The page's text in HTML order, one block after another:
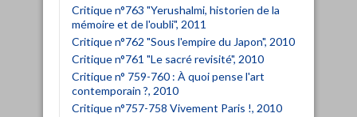
Critique n°763 "Yerushalmi, historien de la
mémoire et de l'oubli", 2011
Critique n°762 "Sous l'empire du Japon", 2010
Critique n°761 "Le sacré revisité", 2010
Critique n° 759-760 : À quoi pense l'art
contemporain ?, 2010
Critique n°757-758 Vivement Paris !, 2010